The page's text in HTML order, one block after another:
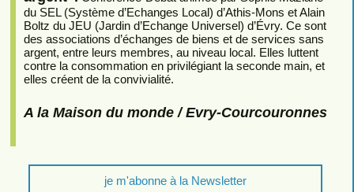
du SEL (Système d’Echanges Local) d’Athis-Mons et Alain
Boltz du JEU (Jardin d’Echange Universel) d’Évry. Ce sont
des associations d’échanges de biens et de services sans
argent, entre leurs membres, au niveau local. Elles luttent
contre la consommation en privilégiant la seconde main, et
elles créent de la convivialité.
A la Maison du monde / Evry-Courcouronnes
je m'abonne à la Newsletter